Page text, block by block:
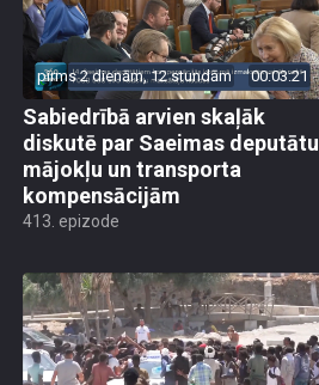
pirms 2 dienām, 12 stundām 00:03:21
Sabiedrībā arvien skaļāk
diskutē par Saeimas deputātu
mājokļu un transporta
kompensācijām
413. epizode